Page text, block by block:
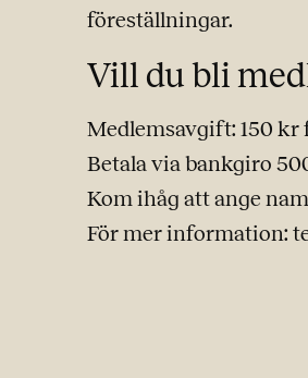
föreställningar.
Vill du bli
Medlemsavgift: 150 kr
Betala via bankgiro
Kom ihåg att ange
För mer information: